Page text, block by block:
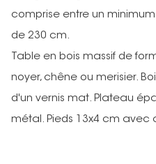
comprise entre un
de 230 cm.
Table en bois massif de
noyer, chêne ou merisier.
d'un vernis mat. Plateau
métal. Pieds 13x4 cm avec